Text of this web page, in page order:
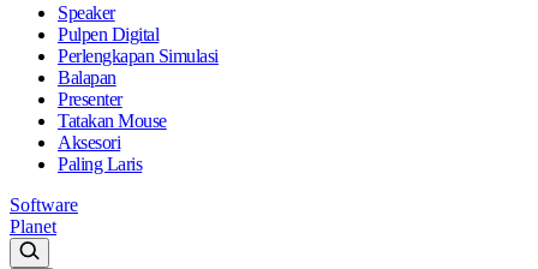
Speaker
Pulpen Digital
Perlengkapan Simulasi
Balapan
Presenter
Tatakan Mouse
Aksesori
Paling Laris
Software
Planet